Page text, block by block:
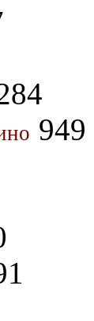
949